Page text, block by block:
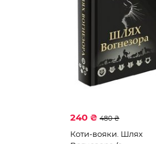
240 ₴ 480 ₴
Коти-вояки. Шлях